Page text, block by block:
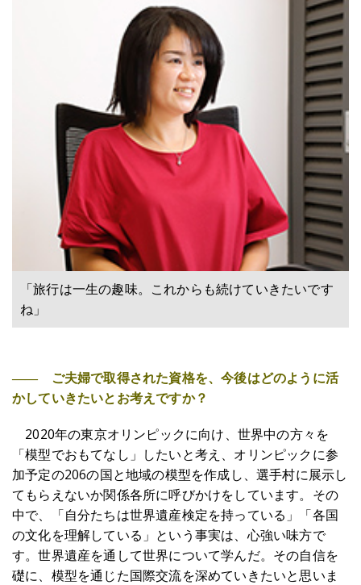
「旅行は一生の趣味。これからも続けていきたいです
ね」
―― ご夫婦で取得された資格を、今後はどのように活
かしていきたいとお考えですか？
2020年の東京オリンピックに向け、世界中の方々を
「模型でおもてなし」したいと考え、オリンピックに参
加予定の206の国と地域の模型を作成し、選手村に展示し
てもらえないか関係各所に呼びかけをしています。その
中で、「自分たちは世界遺産検定を持っている」「各国
の文化を理解している」という事実は、心強い味方で
す。世界遺産を通して世界について学んだ。その自信を
礎に、模型を通じた国際交流を深めていきたいと思いま